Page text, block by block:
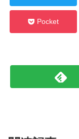
Pocket